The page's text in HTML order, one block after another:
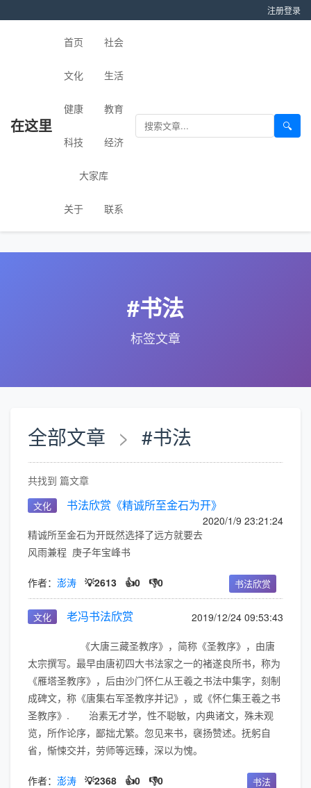
注册登录
在这里
首页 社会
文化 生活
健康 教育
科技 经济
大家库
关于 联系
🔍
#书法
标签文章
全部文章 > #书法
共找到 篇文章
文化 书法欣赏《精诚所至金石为开》
2020/1/9 23:21:24
精诚所至金石为开既然选择了远方就要去
风雨兼程 庚子年宝峰书
作者： 澎涛 💡2613 👍0 👎0 书法欣赏
文化 老冯书法欣赏 2019/12/24 09:53:43
《大唐三藏圣教序》，简称《圣教序》，由唐
太宗撰写。最早由唐初四大书法家之一的褚遂良所书，称为
《雁塔圣教序》，后由沙门怀仁从王羲之书法中集字，刻制
成碑文，称《唐集右军圣教序并记》，或《怀仁集王羲之书
圣教序》. 治素无才学，性不聪敏，内典诸文，殊未观
览，所作论序，鄙拙尤繁。忽见来书，襃扬赞述。抚躬自
省，惭悚交并，劳师等远臻，深以为愧。
作者： 澎涛 💡2368 👍0 👎0 书法